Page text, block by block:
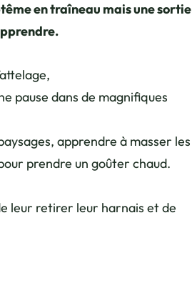
en traîneau mais une sortie
pause dans de magnifiques
apprendre à masser les
prendre un goûter chaud.
leur retirer leur harnais et de